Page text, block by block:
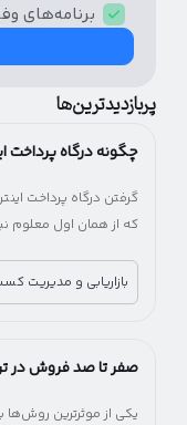
برنامه‌های
پربازدیدترین‌ها
چگونه درگاه پرداخت
گرفتن درگاه پرداخت
که از همان اول معلوم
اول اینماد بگیر، یکی
چند راه، بدون اینکه
بازاریابی و مدیریت
یکی از موثرترین